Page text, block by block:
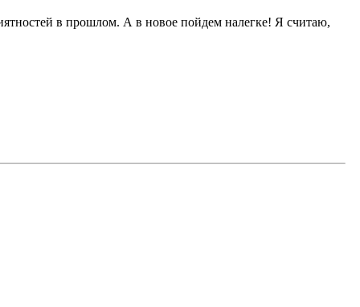
в прошлом. А в новое пойдем налегке! Я считаю,